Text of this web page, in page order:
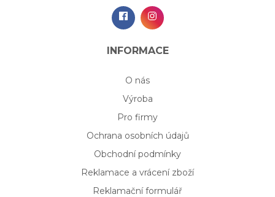
INFORMACE
O nás
Výroba
Pro firmy
Ochrana osobních údajů
Obchodní podmínky
Reklamace a vrácení zboží
Reklamační formulář